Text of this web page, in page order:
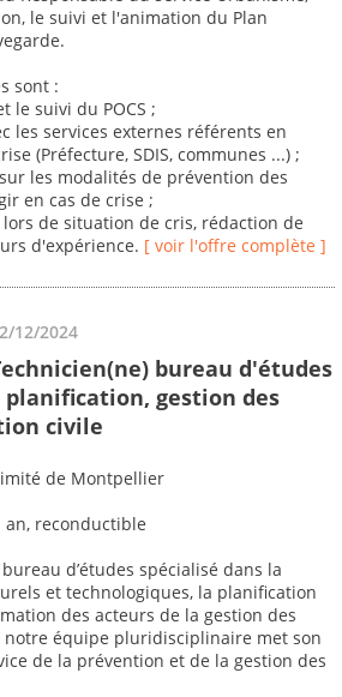
le suivi et l'animation du Plan
sont :
le suivi du POCS ;
les services externes référents en
(Préfecture, SDIS, communes ...) ;
les modalités de prévention des
en cas de crise ;
de situation de cris, rédaction de
d'expérience. [ voir l'offre complète ]
12/2024
bureau d'études
planification, gestion des
civile
de Montpellier
an, reconductible
d’études spécialisé dans la
et technologiques, la planification
des acteurs de la gestion des
notre équipe pluridisciplinaire met son
de la prévention et de la gestion des